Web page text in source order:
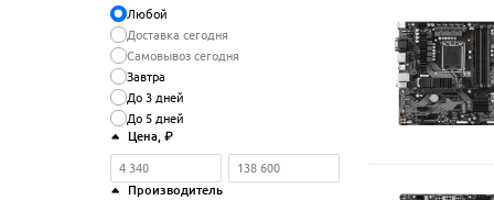
Любой
Доставка сегодня
Самовывоз сегодня
Завтра
До 3 дней
До 5 дней
Цена , ₽
Производитель